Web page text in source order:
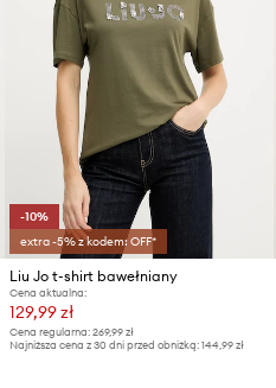
Tabela rozmiarów
-10%
extra -5% z kodem: OFF*
Liu Jo t-shirt bawełniany
Cena aktualna:
129,99 zł
Cena regularna:269,99 zł
Najniższa cena z 30 dni przed obniżką:144,99 zł